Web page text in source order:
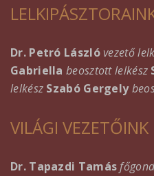
Dr. Petró Lászlóvezető
Gabriella beosztott lelkész
lelkész Szabó Gergely
VILÁGI VEZETŐINK
Dr. Tapazdi Tamás